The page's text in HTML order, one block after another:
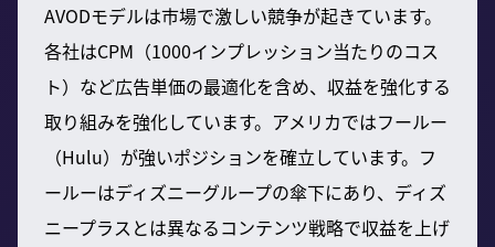
AVODモデルは市場で激しい競争が起きています。
各社はCPM（1000インプレッション当たりのコス
ト）など広告単価の最適化を含め、収益を強化する
取り組みを強化しています。アメリカではフールー
（Hulu）が強いポジションを確立しています。フ
ールーはディズニーグループの傘下にあり、ディズ
ニープラスとは異なるコンテンツ戦略で収益を上げ